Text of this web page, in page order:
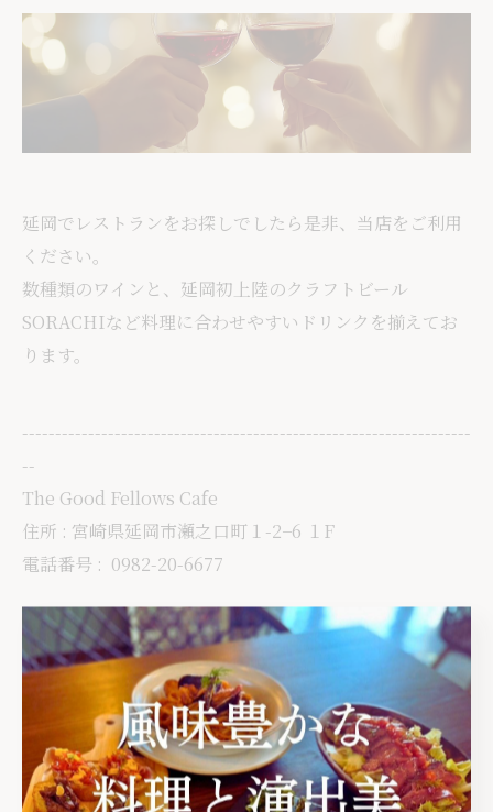
延岡でレストランをお探しでしたら是非、当店をご利用
ください。
数種類のワインと、延岡初上陸のクラフトビール
SORACHIなど料理に合わせやすいドリンクを揃えてお
ります。
--------------------------------------------------------------------
--
The Good Fellows Cafe
住所 : 宮崎県延岡市瀬之口町１-2−6 １F
電話番号 : 0982-20-6677
延岡でおしゃれディナーを堪能
延岡で午後を彩るランチを提案
延岡で想いを大切にする記念日